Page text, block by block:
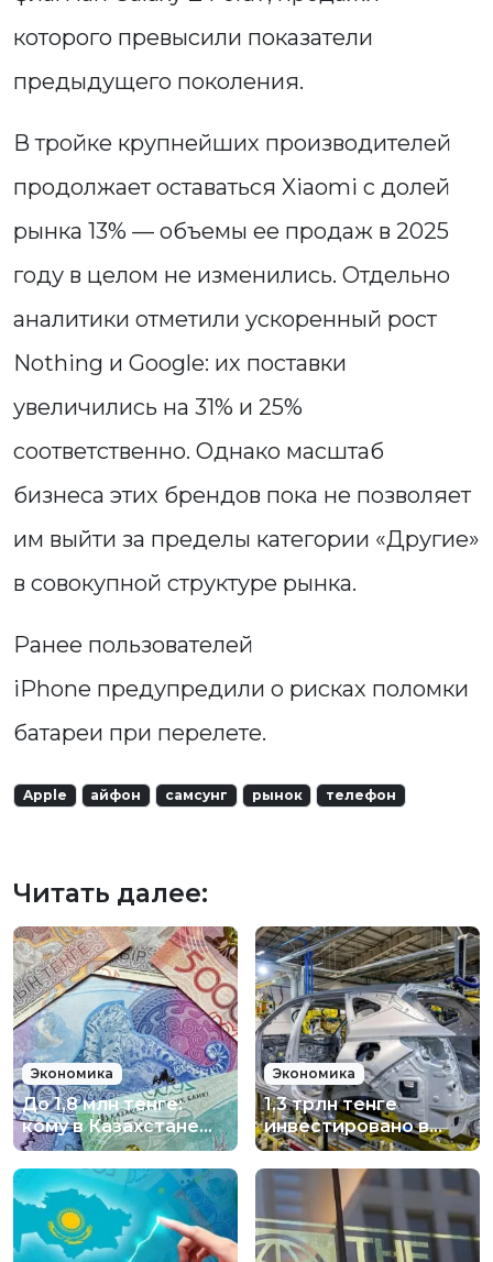
которого превысили показатели
предыдущего поколения.
В тройке крупнейших производителей
продолжает оставаться Xiaomi с долей
рынка 13% — объемы ее продаж в 2025
году в целом не изменились. Отдельно
аналитики отметили ускоренный рост
Nothing и Google: их поставки
увеличились на 31% и 25%
соответственно. Однако масштаб
бизнеса этих брендов пока не позволяет
им выйти за пределы категории «Другие»
в совокупной структуре рынка.
Ранее пользователей
iPhone предупредили о рисках поломки
батареи при перелете.
Apple айфон самсунг рынок телефон
Читать далее:
Экономика
До 1,8 млн тенге:
кому в Казахстане
предлагали самые
высокие зарплаты в
декабре
Экономика
1,3 трлн тенге
инвестировано в
новые заводы
Казахстана